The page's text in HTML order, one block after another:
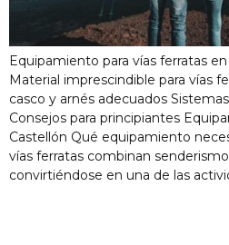
Equipamiento para vías ferratas
Material imprescindible para vías
casco y arnés adecuados
Consejos para principiantes
Castellón Qué equipamiento
vías ferratas combinan
convirtiéndose en una de las